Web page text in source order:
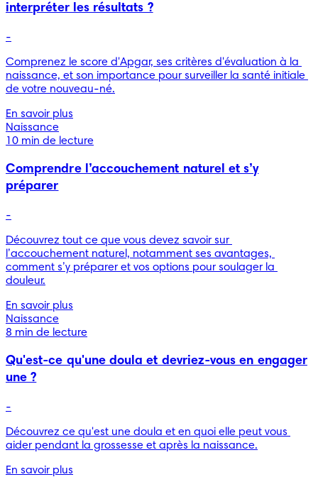
interpréter les résultats ?
-
Comprenez le score d'Apgar, ses critères d'évaluation à la
naissance, et son importance pour surveiller la santé initiale
de votre nouveau-né.
En savoir plus
Naissance
10 min de lecture
Comprendre l’accouchement naturel et s’y
préparer
-
Découvrez tout ce que vous devez savoir sur
l’accouchement naturel, notamment ses avantages,
comment s’y préparer et vos options pour soulager la
En savoir plus
Naissance
8 min de lecture
Qu'est-ce qu'une doula et devriez-vous en engager
une ?
-
Découvrez ce qu'est une doula et en quoi elle peut vous
aider pendant la grossesse et après la naissance.
En savoir plus